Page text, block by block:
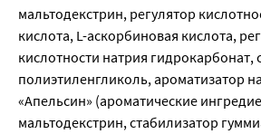
мальтодекстрин, регулятор
кислота, L-аскорбиновая кислота,
кислотности натрия гидрокарбонат,
полиэтиленгликоль, ароматизатор
«Апельсин» (ароматические
мальтодекстрин, стабилизатор